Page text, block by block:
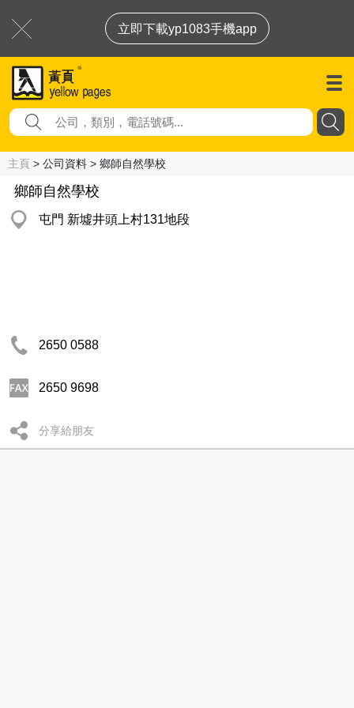
立即下載yp1083手機app
主頁 > 公司資料 > 鄉師自然學校
鄉師自然學校
屯門 新墟井頭上村131地段
2650 0588
2650 9698
分享給朋友